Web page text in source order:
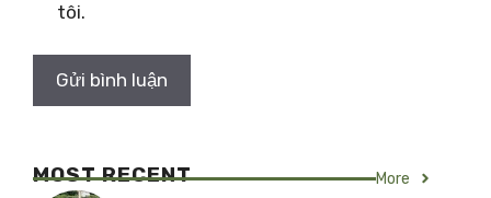
tôi.
MOST RECENT More